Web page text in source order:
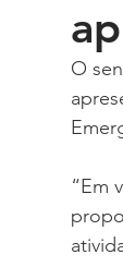
Livre
O
“Em